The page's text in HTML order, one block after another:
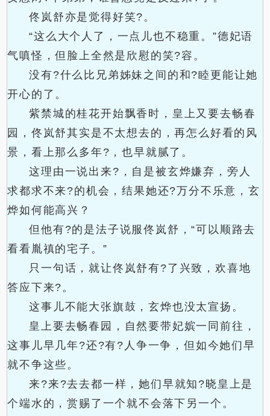
佟岚舒亦是觉得好笑?。
“这么大个人了，一点儿也不稳重。”德妃语
气嗔怪，但脸上全然是欣慰的笑?容。
没有?什么比兄弟姊妹之间的和?睦更能让她
开心的了。
紫禁城的桂花开始飘香时，皇上又要去畅春
园，佟岚舒其实是不太想去的，再怎么好看的风
景，看上那么多年?，也早就腻了。
这理由一说出来?，自是被玄烨嫌弃，旁人
求都求不来?的机会，结果她还?万分不乐意，玄
烨如何能高兴？
但他有?的是法子说服佟岚舒，“可以顺路去
看看胤禛的宅子。”
只一句话，就让佟岚舒有?了兴致，欢喜地
答应下来?。
这事儿不能大张旗鼓，玄烨也没太宣扬。
皇上要去畅春园，自然要带妃嫔一同前往，
这事儿早几年?还?有?人争一争，但如今她们早
就不争这些。
来?来?去去都一样，她们早就知?晓皇上是
个端水的，赏赐了一个就不会落下另一个。